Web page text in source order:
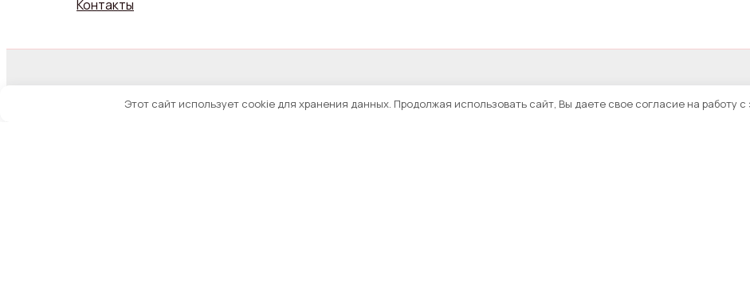
Контакты
© 2026 NIKASS. Все права защищены.
Этот сайт использует cookie для хранения данных. Продолжая использовать сайт, Вы даете свое согласие на работу